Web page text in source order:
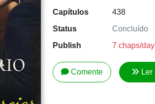
Capítulos
438
Status
Concluído
Publish
7 chaps/day
Comente Ler